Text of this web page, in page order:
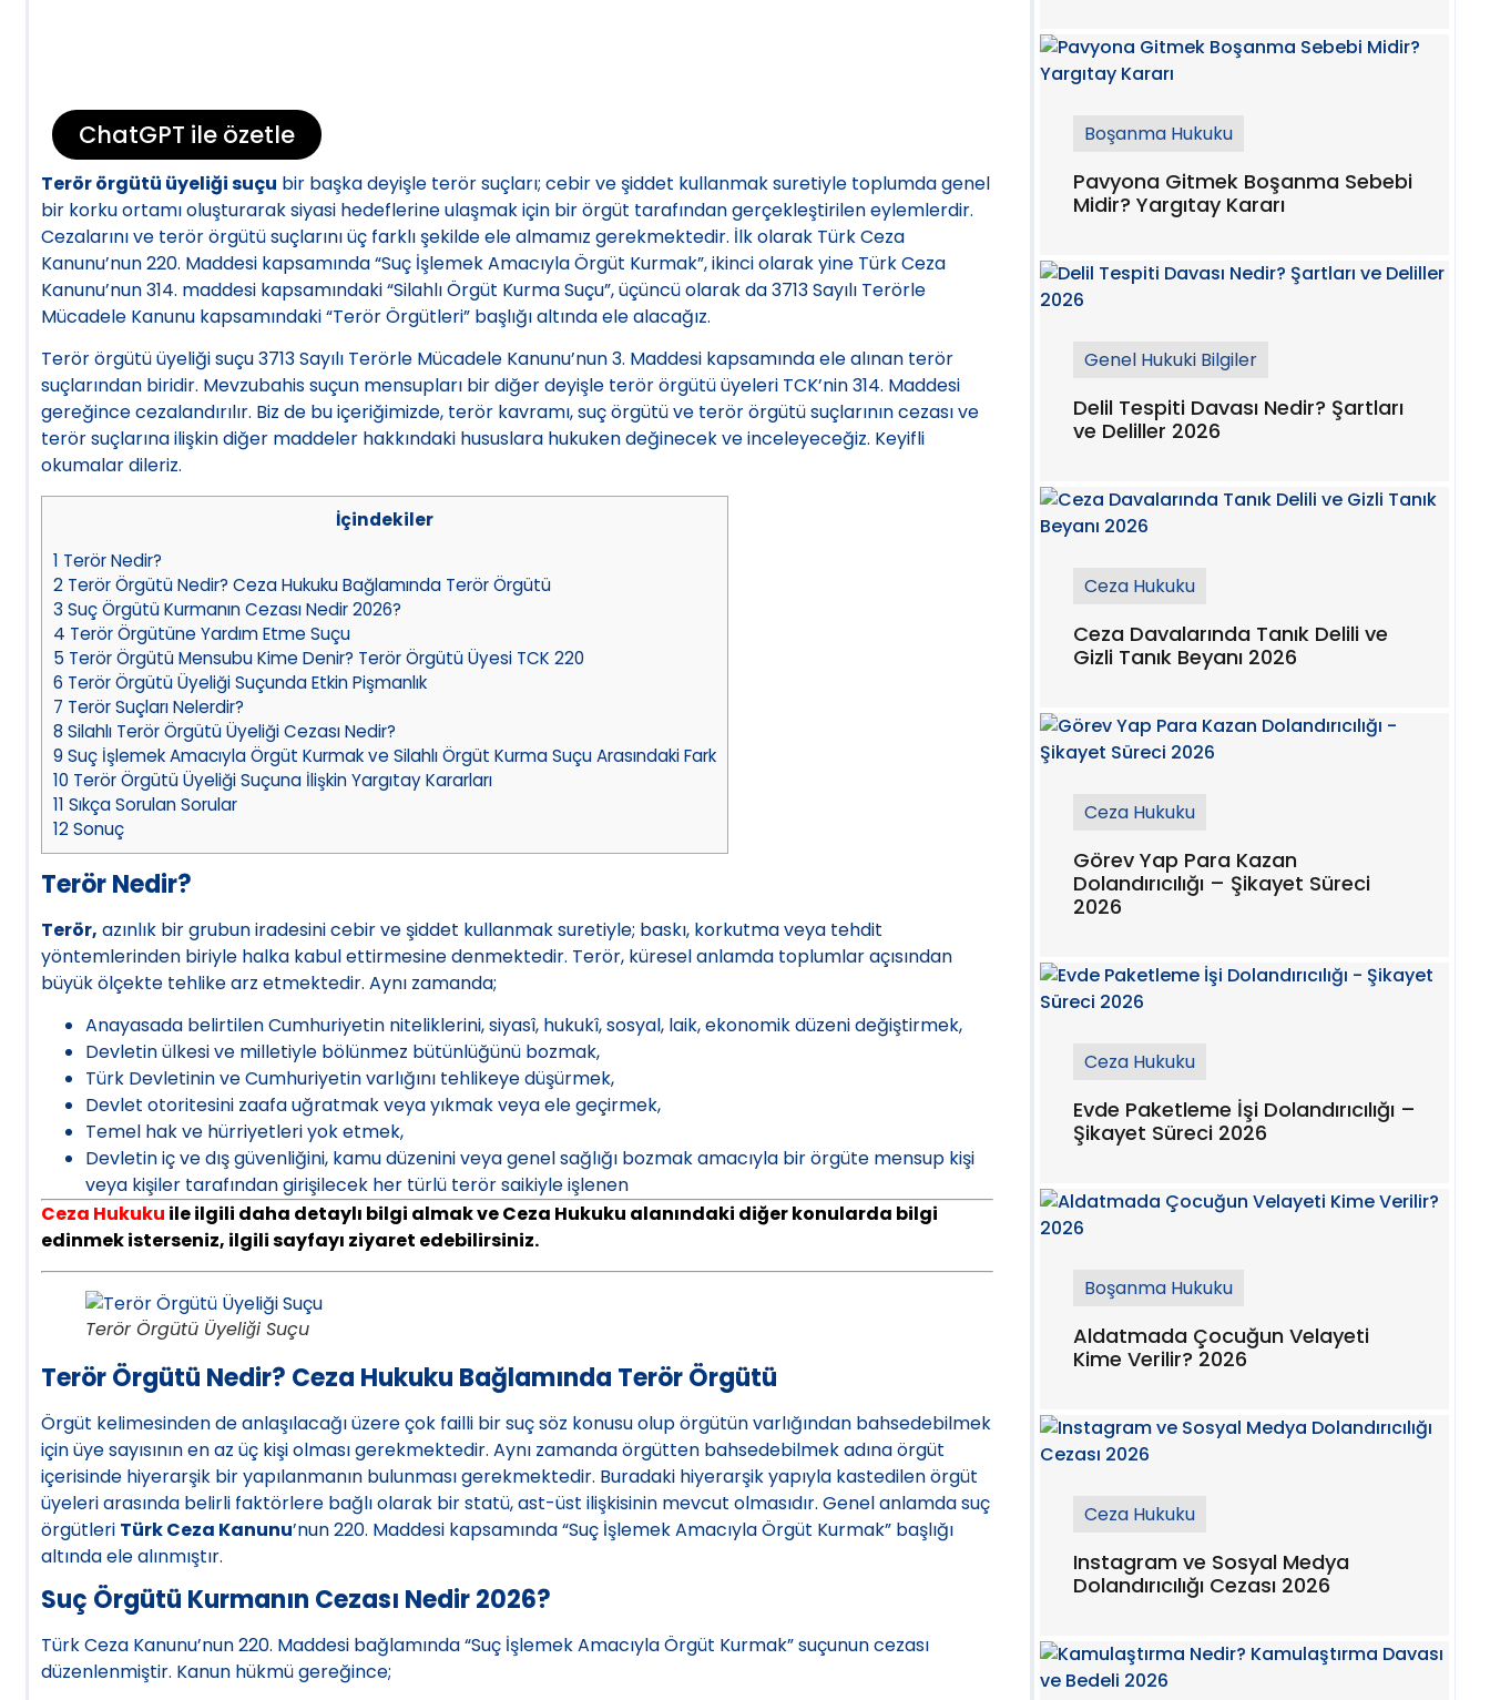
ChatGPT ile özetle
Terör örgütü üyeliği suçu bir başka deyişle terör suçları; cebir ve şiddet kullanmak suretiyle toplumda genel
bir korku ortamı oluşturarak siyasi hedeflerine ulaşmak için bir örgüt tarafından gerçekleştirilen eylemlerdir.
Cezalarını ve terör örgütü suçlarını üç farklı şekilde ele almamız gerekmektedir. İlk olarak Türk Ceza
Kanunu’nun 220. Maddesi kapsamında “Suç İşlemek Amacıyla Örgüt Kurmak”, ikinci olarak yine Türk Ceza
Kanunu’nun 314. maddesi kapsamındaki “Silahlı Örgüt Kurma Suçu”, üçüncü olarak da 3713 Sayılı Terörle
Mücadele Kanunu kapsamındaki “Terör Örgütleri” başlığı altında ele alacağız.
Terör örgütü üyeliği suçu 3713 Sayılı Terörle Mücadele Kanunu’nun 3. Maddesi kapsamında ele alınan terör
suçlarından biridir. Mevzubahis suçun mensupları bir diğer deyişle terör örgütü üyeleri TCK’nin 314. Maddesi
gereğince cezalandırılır. Biz de bu içeriğimizde, terör kavramı, suç örgütü ve terör örgütü suçlarının cezası ve
terör suçlarına ilişkin diğer maddeler hakkındaki hususlara hukuken değinecek ve inceleyeceğiz. Keyifli
okumalar dileriz.
İçindekiler
1 Terör Nedir?
2Terör Örgütü Nedir? Ceza Hukuku Bağlamında Terör Örgütü
3 Suç Örgütü Kurmanın Cezası Nedir 2026?
4 Terör Örgütüne Yardım Etme Suçu
5 Terör Örgütü Mensubu Kime Denir? Terör Örgütü Üyesi TCK 220
6 Terör Örgütü Üyeliği Suçunda Etkin Pişmanlık
7 Terör Suçları Nelerdir?
8 Silahlı Terör Örgütü Üyeliği Cezası Nedir?
9 Suç İşlemek Amacıyla Örgüt Kurmak ve Silahlı Örgüt Kurma Suçu Arasındaki Fark
10 Terör Örgütü Üyeliği Suçuna İlişkin Yargıtay Kararları
11 Sıkça Sorulan Sorular
12Sonuç
Terör Nedir?
Terör, azınlık bir grubun iradesini cebir ve şiddet kullanmak suretiyle; baskı, korkutma veya tehdit
yöntemlerinden biriyle halka kabul ettirmesine denmektedir. Terör, küresel anlamda toplumlar açısından
büyük ölçekte tehlike arz etmektedir. Aynı zamanda;
Anayasada belirtilen Cumhuriyetin niteliklerini, siyasî, hukukî, sosyal, laik, ekonomik düzeni değiştirmek,
Devletin ülkesi ve milletiyle bölünmez bütünlüğünü bozmak,
Türk Devletinin ve Cumhuriyetin varlığını tehlikeye düşürmek,
Devlet otoritesini zaafa uğratmak veya yıkmak veya ele geçirmek,
Temel hak ve hürriyetleri yok etmek,
Devletin iç ve dış güvenliğini, kamu düzenini veya genel sağlığı bozmak amacıyla bir örgüte mensup kişi
veya kişiler tarafından girişilecek her türlü terör saikiyle işlenen
Ceza Hukuku ile ilgili daha detaylı bilgi almak ve Ceza Hukuku alanındaki diğer konularda bilgi
edinmek isterseniz, ilgili sayfayı ziyaret edebilirsiniz.
Terör Örgütü Üyeliği Suçu
Terör Örgütü Nedir? Ceza Hukuku Bağlamında Terör Örgütü
Örgüt kelimesinden de anlaşılacağı üzere çok failli bir suç söz konusu olup örgütün varlığından bahsedebilmek
için üye sayısının en az üç kişi olması gerekmektedir. Aynı zamanda örgütten bahsedebilmek adına örgüt
içerisinde hiyerarşik bir yapılanmanın bulunması gerekmektedir. Buradaki hiyerarşik yapıyla kastedilen örgüt
üyeleri arasında belirli faktörlere bağlı olarak bir statü, ast-üst ilişkisinin mevcut olmasıdır. Genel anlamda suç
örgütleri Türk Ceza Kanunu’nun 220. Maddesi kapsamında “Suç İşlemek Amacıyla Örgüt Kurmak” başlığı
altında ele alınmıştır.
Suç Örgütü Kurmanın Cezası Nedir 2026?
Türk Ceza Kanunu’nun 220. Maddesi bağlamında “Suç İşlemek Amacıyla Örgüt Kurmak” suçunun cezası
düzenlenmiştir. Kanun hükmü gereğince;
Boşanma Hukuku
Pavyona Gitmek Boşanma Sebebi
Midir? Yargıtay Kararı
Genel Hukuki Bilgiler
Delil Tespiti Davası Nedir? Şartları
ve Deliller 2026
Ceza Hukuku
Ceza Davalarında Tanık Delili ve
Gizli Tanık Beyanı 2026
Ceza Hukuku
Görev Yap Para Kazan
Dolandırıcılığı – Şikayet Süreci
2026
Ceza Hukuku
Evde Paketleme İşi Dolandırıcılığı –
Şikayet Süreci 2026
Boşanma Hukuku
Aldatmada Çocuğun Velayeti
Kime Verilir? 2026
Ceza Hukuku
Instagram ve Sosyal Medya
Dolandırıcılığı Cezası 2026